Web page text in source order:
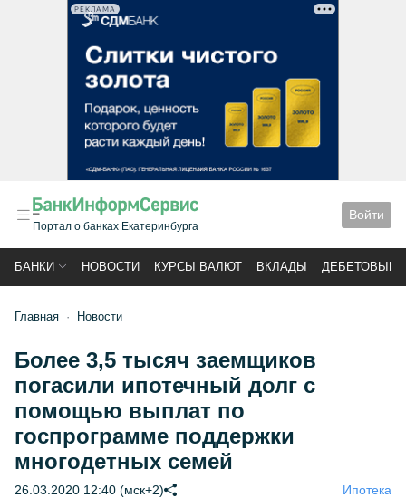
РЕКЛАМА
Портал о банках Екатеринбурга
Войти
БАНКИ НОВОСТИ КУРСЫ ВАЛЮТ ВКЛАДЫ ДЕБЕТОВЫЕ
Главная Новости
Более 3,5 тысяч заемщиков
погасили ипотечный долг с
помощью выплат по
госпрограмме поддержки
многодетных семей
26.03.2020 12:40 (мск+2) Ипотека